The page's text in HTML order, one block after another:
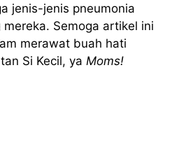
jenis-jenis pneumonia
Semoga artikel ini
merawat buah hati
Si Kecil, ya Moms!